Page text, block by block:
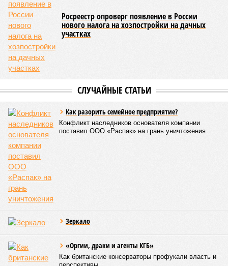
Росреестр опроверг появление в России
нового налога на хозпостройки на дачных
участках
СЛУЧАЙНЫЕ СТАТЬИ
Как разорить семейное предприятие?
Конфликт наследников основателя компании
поставил ООО «Распак» на грань уничтожения
Зеркало
«Оргии, драки и агенты КГБ»
Как британские консерваторы профукали власть и